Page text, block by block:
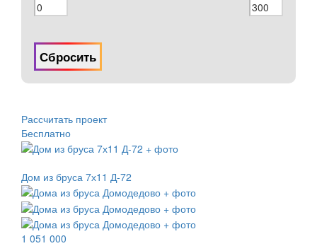
Сбросить
Рассчитать проект
Бесплатно
Дом из бруса 7х11 Д-72
1 051 000